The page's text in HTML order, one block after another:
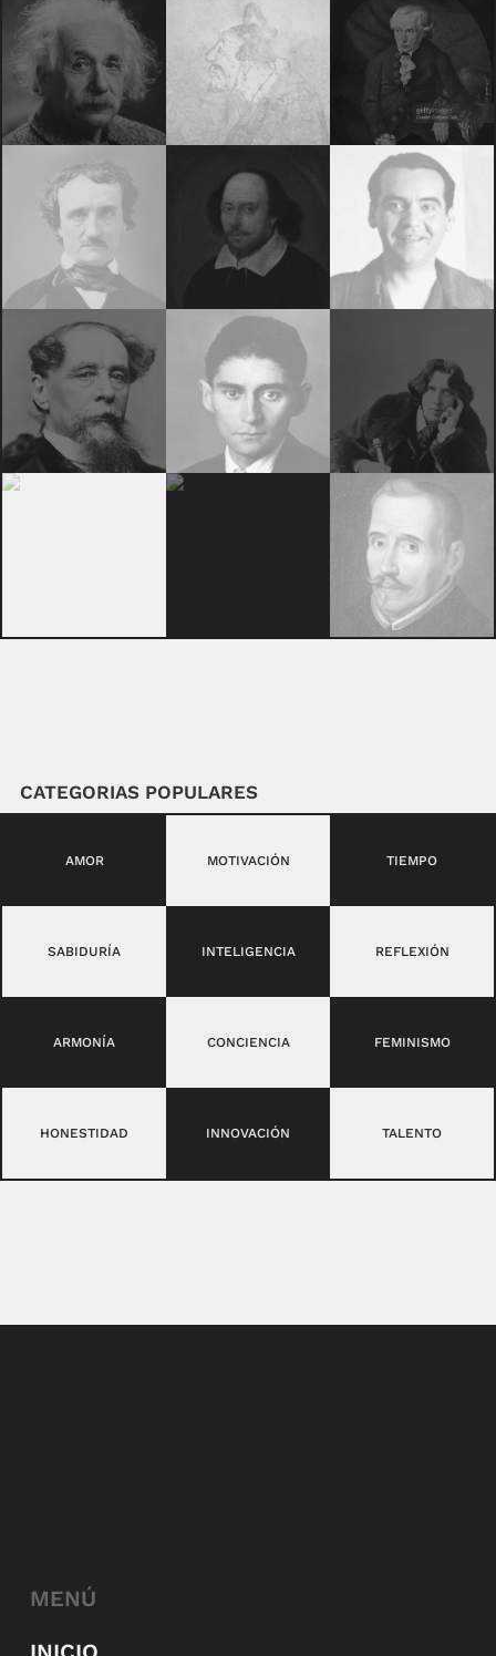
CATEGORIAS POPULARES
AMOR MOTIVACIÓN TIEMPO
SABIDURÍA INTELIGENCIA REFLEXIÓN
ARMONÍA CONCIENCIA FEMINISMO
HONESTIDAD INNOVACIÓN TALENTO
MENÚ